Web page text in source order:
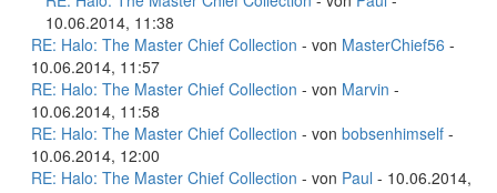
10.06.2014, 11:38
RE: Halo: The Master Chief Collection - von MasterChief56 -
10.06.2014, 11:57
RE: Halo: The Master Chief Collection - von Marvin -
10.06.2014, 11:58
RE: Halo: The Master Chief Collection - von bobsenhimself -
10.06.2014, 12:00
RE: Halo: The Master Chief Collection - von Paul - 10.06.2014,